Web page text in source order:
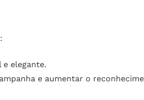
elegante.
e aumentar o